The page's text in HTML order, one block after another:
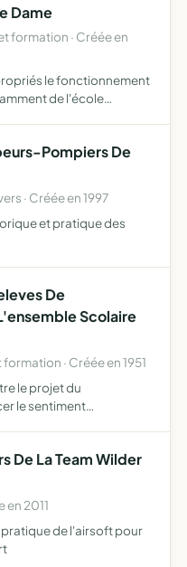
Dame
formation · Créée en
le fonctionnement
de l'école
Pompiers De
· Créée en 1997
et pratique des
De
Scolaire
· Créée en 1951
le projet du
le sentiment
De La Team Wilder
en 2011
de l'airsoft pour